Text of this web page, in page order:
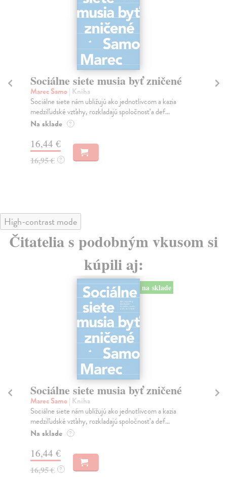
Sociálne siete musia byť zničené
Marec Samo| Kniha
Sociálne siete nám ubližujú ako jednotlivcom a kazia
medziľudské vzťahy, rozkladajú spoločnosť a def...
Na sklade ?
16,44 €
16,95 € ?
High-contrast mode
Čitatelia s podobným vkusom si
kúpili aj:
na sklade
Sociálne siete musia byť zničené
Marec Samo| Kniha
Sociálne siete nám ubližujú ako jednotlivcom a kazia
medziľudské vzťahy, rozkladajú spoločnosť a def...
Na sklade ?
16,44 €
16,95 € ?